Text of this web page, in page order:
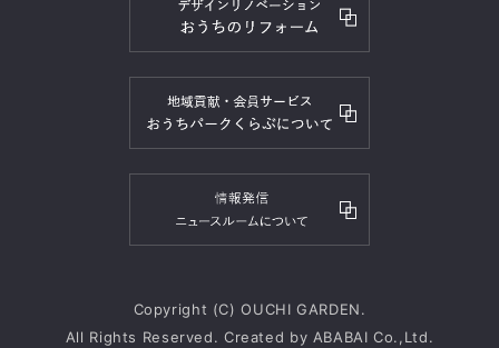
Copyright (C) OUCHI GARDEN.
All Rights Reserved. Created by ABABAI Co.,Ltd.